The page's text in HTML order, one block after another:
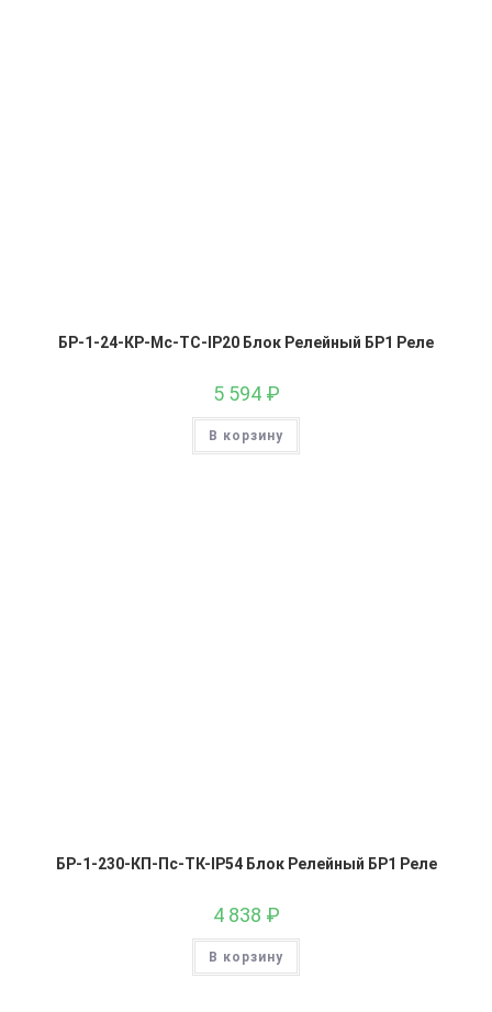
БР-1-24-КР-Мс-ТС-IP20 Блок Релейный БР1 Реле
5 594 ₽
В корзину
БР-1-230-КП-Пс-ТК-IP54 Блок Релейный БР1 Реле
4 838 ₽
В корзину